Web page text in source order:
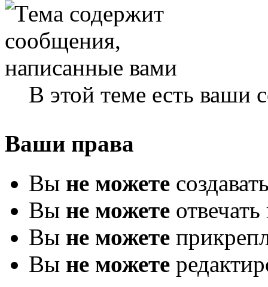
В этой теме есть ваши
Ваши права
Вы не можете
Вы не можете
Вы не можете
Вы не можете